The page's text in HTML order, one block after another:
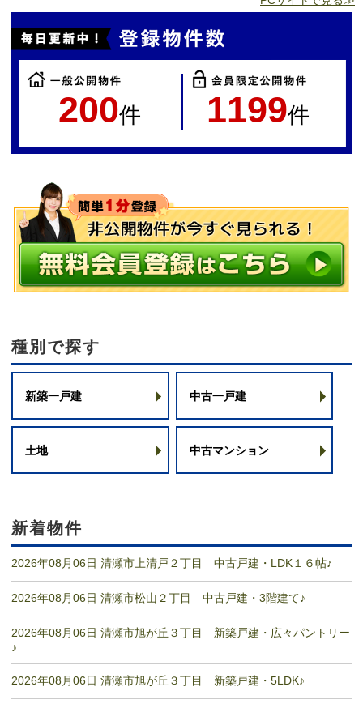
200件 1199件
種別で探す
新築一戸建 中古一戸建
土地 中古マンション
新着物件
2026年08月06日 清瀬市上清戸２丁目 中古戸建・LDK１６帖♪
2026年08月06日 清瀬市松山２丁目 中古戸建・3階建て♪
2026年08月06日 清瀬市旭が丘３丁目 新築戸建・広々パントリー
♪
2026年08月06日 清瀬市旭が丘３丁目 新築戸建・5LDK♪